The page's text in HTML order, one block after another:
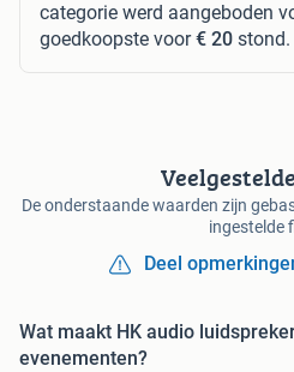
categorie werd aangeboden
goedkoopste voor€ 20 stond.
De onderstaande waarden zijn
ingestelde
Deel
Wat maakt HK audio
evenementen?